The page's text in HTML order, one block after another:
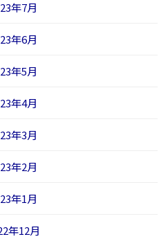
年7月
年6月
年5月
年4月
年3月
年2月
年1月
年12月